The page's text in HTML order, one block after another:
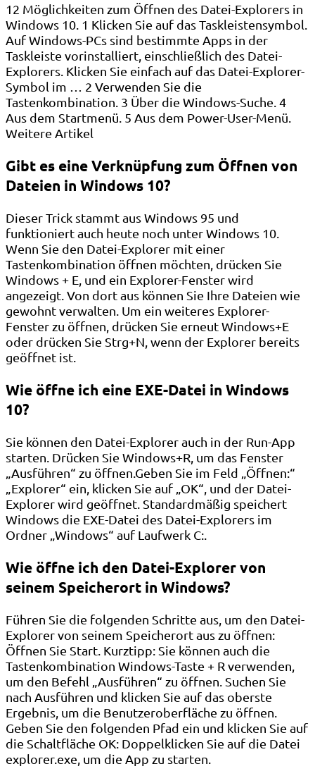
12 Möglichkeiten zum Öffnen des Datei-Explorers in
Windows 10. 1 Klicken Sie auf das Taskleistensymbol.
Auf Windows-PCs sind bestimmte Apps in der
Taskleiste vorinstalliert, einschließlich des Datei-
Explorers. Klicken Sie einfach auf das Datei-Explorer-
Symbol im … 2 Verwenden Sie die
Tastenkombination. 3 Über die Windows-Suche. 4
Aus dem Startmenü. 5 Aus dem Power-User-Menü.
Weitere Artikel
Gibt es eine Verknüpfung zum Öffnen von
Dateien in Windows 10?
Dieser Trick stammt aus Windows 95 und
funktioniert auch heute noch unter Windows 10.
Wenn Sie den Datei-Explorer mit einer
Tastenkombination öffnen möchten, drücken Sie
Windows + E, und ein Explorer-Fenster wird
angezeigt. Von dort aus können Sie Ihre Dateien wie
gewohnt verwalten. Um ein weiteres Explorer-
Fenster zu öffnen, drücken Sie erneut Windows+E
oder drücken Sie Strg+N, wenn der Explorer bereits
geöffnet ist.
Wie öffne ich eine EXE-Datei in Windows
10?
Sie können den Datei-Explorer auch in der Run-App
starten. Drücken Sie Windows+R, um das Fenster
„Ausführen“ zu öffnen.Geben Sie im Feld „Öffnen:“
„Explorer“ ein, klicken Sie auf „OK“, und der Datei-
Explorer wird geöffnet. Standardmäßig speichert
Windows die EXE-Datei des Datei-Explorers im
Ordner „Windows“ auf Laufwerk C:.
Wie öffne ich den Datei-Explorer von
seinem Speicherort in Windows?
Führen Sie die folgenden Schritte aus, um den Datei-
Explorer von seinem Speicherort aus zu öffnen:
Öffnen Sie Start. Kurztipp: Sie können auch die
Tastenkombination Windows-Taste + R verwenden,
um den Befehl „Ausführen“ zu öffnen. Suchen Sie
nach Ausführen und klicken Sie auf das oberste
Ergebnis, um die Benutzeroberfläche zu öffnen.
Geben Sie den folgenden Pfad ein und klicken Sie auf
die Schaltfläche OK: Doppelklicken Sie auf die Datei
explorer.exe, um die App zu starten.